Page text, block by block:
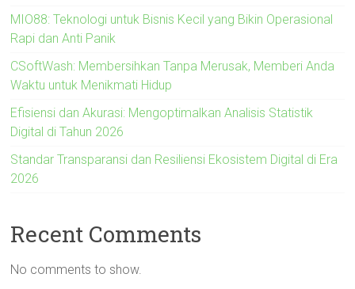
MIO88: Teknologi untuk Bisnis Kecil yang Bikin Operasional
Rapi dan Anti Panik
CSoftWash: Membersihkan Tanpa Merusak, Memberi Anda
Waktu untuk Menikmati Hidup
Efisiensi dan Akurasi: Mengoptimalkan Analisis Statistik
Digital di Tahun 2026
Standar Transparansi dan Resiliensi Ekosistem Digital di Era
2026
Recent Comments
No comments to show.